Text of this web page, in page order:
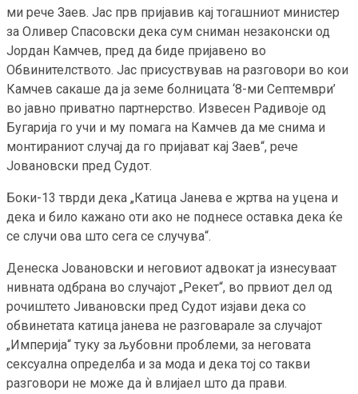
ми рече Заев. Јас прв пријавив кај тогашниот министер
за Оливер Спасовски дека сум сниман незаконски од
Јордан Камчев, пред да биде пријавено во
Обвинителството. Јас присуствував на разговори во кои
Камчев сакаше да ја земе болницата ‘8-ми Септември’
во јавно приватно партнерство. Извесен Радивоје од
Бугарија го учи и му помага на Камчев да ме снима и
монтираниот случај да го пријават кај Заев“, рече
Јовановски пред Судот.
Боки-13 тврди дека „Катица Јанева е жртва на уцена и
дека и било кажано оти ако не поднесе оставка дека ќе
се случи ова што сега се случува“.
Денеска Јовановски и неговиот адвокат ја изнесуваат
нивната одбрана во случајот „Рекет“, во првиот дел од
рочиштето Јивановски пред Судот изјави дека со
обвинетата катица јанева не разговарале за случајот
„Империја“ туку за љубовни проблеми, за неговата
сексуална определба и за мода и дека тој со такви
разговори не може да ѝ влијаел што да прави.